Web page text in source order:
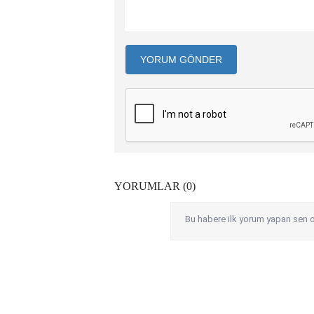
YORUM GÖNDER
YORUMLAR (0)
Bu habere ilk yorum yapan sen